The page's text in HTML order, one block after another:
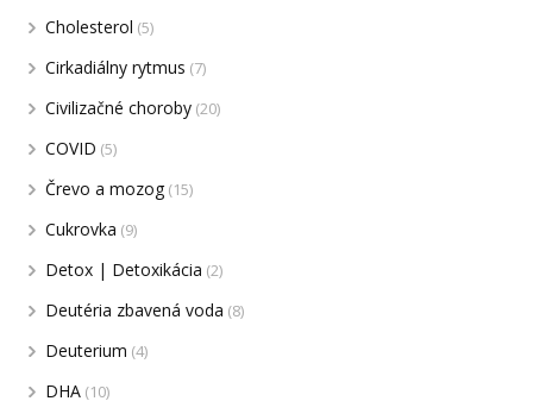
Cholesterol (5)
Cirkadiálny rytmus (7)
Civilizačné choroby (20)
COVID (5)
Črevo a mozog (15)
Cukrovka (9)
Detox | Detoxikácia (2)
Deutéria zbavená voda (8)
Deuterium (4)
DHA (10)